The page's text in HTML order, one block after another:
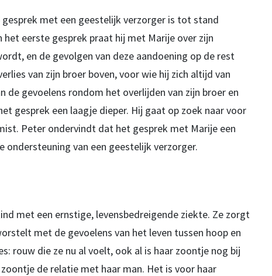
met een geestelijk verzorger is tot stand
het eerste gesprek praat hij met Marije over zijn
en de gevolgen van deze aandoening op de rest
van zijn broer boven, voor wie hij zich altijd van
de gevoelens rondom het overlijden van zijn broer en
gesprek een laagje dieper. Hij gaat op zoek naar voor
Peter ondervindt dat het gesprek met Marije een
van een geestelijk verzorger.
met een ernstige, levensbedreigende ziekte. Ze zorgt
met de gevoelens van het leven tussen hoop en
rouw die ze nu al voelt, ook al is haar zoontje nog bij
de relatie met haar man. Het is voor haar